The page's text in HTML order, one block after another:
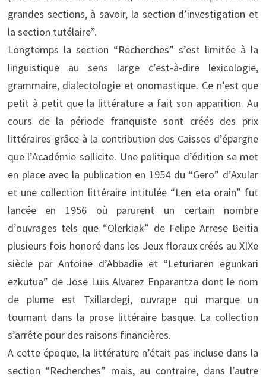
grandes sections, à savoir, la section d’investigation et
la section tutélaire”.
Longtemps la section “Recherches” s’est limitée à la
linguistique au sens large c’est-à-dire lexicologie,
grammaire, dialectologie et onomastique. Ce n’est que
petit à petit que la littérature a fait son apparition. Au
cours de la période franquiste sont créés des prix
littéraires grâce à la contribution des Caisses d’épargne
que l’Académie sollicite. Une politique d’édition se met
en place avec la publication en 1954 du “Gero” d’Axular
et une collection littéraire intitulée “Len eta orain” fut
lancée en 1956 où parurent un certain nombre
d’ouvrages tels que “Olerkiak” de Felipe Arrese Beitia
plusieurs fois honoré dans les Jeux floraux créés au XIXe
siècle par Antoine d’Abbadie et “Leturiaren egunkari
ezkutua” de Jose Luis Alvarez Enparantza dont le nom
de plume est Txillardegi, ouvrage qui marque un
tournant dans la prose littéraire basque. La collection
s’arrête pour des raisons financières.
A cette époque, la littérature n’était pas incluse dans la
section “Recherches” mais, au contraire, dans l’autre